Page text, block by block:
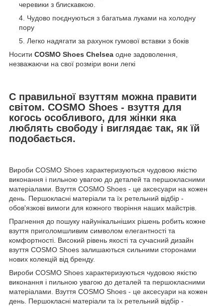
черевики з блискавкою.
Чудово поєднуються з багатьма луками на холодну
пору
Легко надягати за рахунок гумової вставки з боків
Носити COSMO Shoes Chelsea одне задоволення,
незважаючи на свої розміри вони легкі
C правильної взуттям можна правити
світом. COSMO Shoes - взуття для
когось особливого, для жінки яка
люблять свободу і виглядає так, як їй
подобається.
Вироби COSMO Shoes характеризуються чудовою якістю
виконання і пильною увагою до деталей та першокласними
матеріалами. Взуття COSMO Shoes - це аксесуари на кожен
день. Першокласні матеріали та їх ретельний відбір -
обов'язкові вимоги для кожного творіння наших майстрів.
Прагнення до пошуку найунікальніших рішень робить кожне
взуття приголомшливим символом елегантності та
комфортності. Високий рівень якості та сучасний дизайн
взуття COSMO Shoes залишаються сильними сторонами
нових колекцій від бренду.
Вироби COSMO Shoes характеризуються чудовою якістю
виконання і пильною увагою до деталей та першокласними
матеріалами. Взуття COSMO Shoes - це аксесуари на кожен
день. Першокласні матеріали та їх ретельний відбір -